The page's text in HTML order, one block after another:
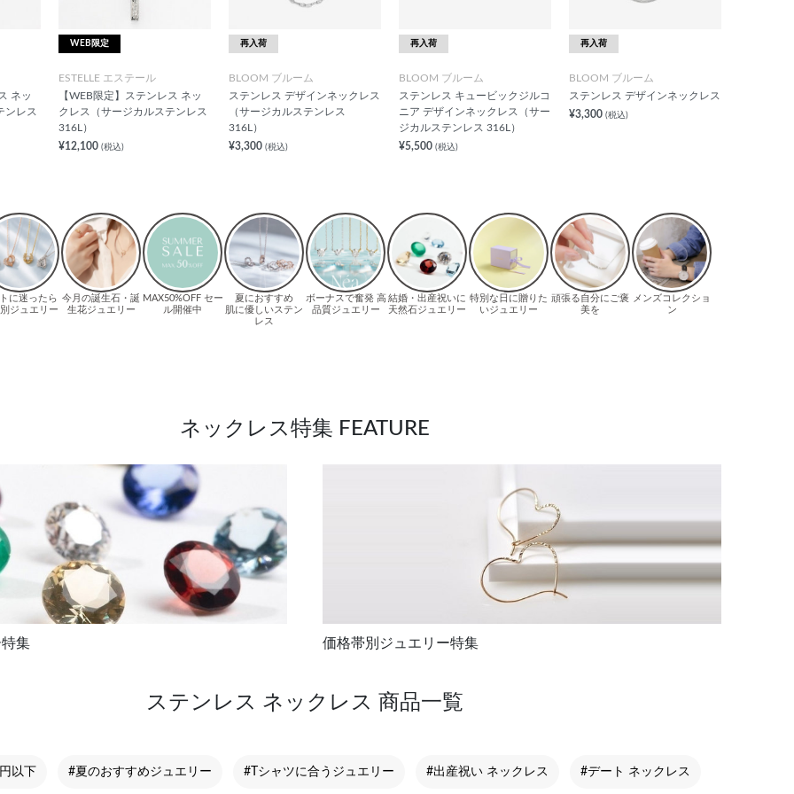
ネッ
ンレス
WEB限定
ESTELLE エステール
【WEB限定】ステンレス ネッ
クレス（サージカルステンレス
316L）
¥12,100 (税込)
再入荷
BLOOM ブルーム
ステンレス デザインネックレス
（サージカルステンレス
316L）
¥3,300 (税込)
再入荷
BLOOM ブルーム
ステンレス キュービックジルコ
ニア デザインネックレス（サー
ジカルステンレス 316L）
¥5,500 (税込)
再入荷
BLOOM ブルーム
ステンレス デザインネックレス
¥3,300 (税込)
ネックレス特集 FEATURE
集 価格帯別ジュエリー特集
ステンレス ネックレス 商品一覧
以下 #夏のおすすめジュエリー #Tシャツに合うジュエリー #出産祝い ネックレス #デート ネックレス